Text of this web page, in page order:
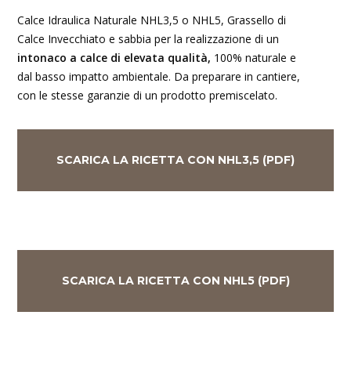
Calce Idraulica Naturale NHL3,5 o NHL5, Grassello di
Calce Invecchiato e sabbia per la realizzazione di un
intonaco a calce di elevata qualità, 100% naturale e
dal basso impatto ambientale. Da preparare in cantiere,
con le stesse garanzie di un prodotto premiscelato.
SCARICA LA RICETTA CON NHL3,5 (PDF)
SCARICA LA RICETTA CON NHL5 (PDF)